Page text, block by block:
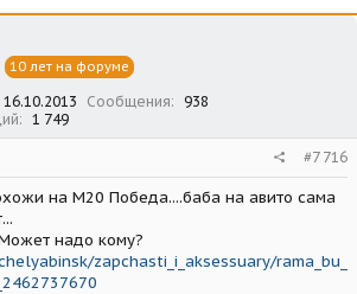
10 лет на форуме
16.10.2013 Сообщения
938
1 749
#7 716
на М20 Победа....баба на авито сама
надо кому?
zapchasti_i_aksessuary/rama_bu_